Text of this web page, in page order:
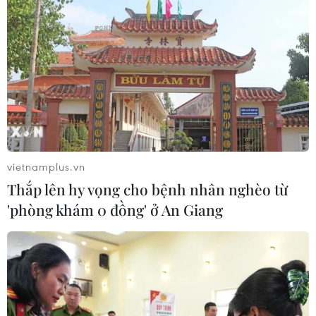
03/08/2026 23:34
Ông Jay Clayton tuyên thệ nhậm
chức Giám đốc Tình báo Quốc gia
Mỹ
03/08/2026 22:44
CƠ QUAN CHỦ QUẢN: THÔNG TẤN XÃ VIỆT NAM
Tổng Biên tập: TRẦN TIẾN DUẨN
vietnamplus.vn
Thắp lên hy vọng cho bệnh nhân nghèo từ
'phòng khám 0 đồng' ở An Giang